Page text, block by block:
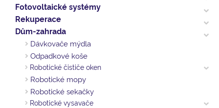
Fotovoltaické systémy
Rekuperace
Dům-zahrada
Dávkovače mýdla
Odpadkové koše
Robotické čističe oken
Robotické mopy
Robotické sekačky
Robotické vysavače